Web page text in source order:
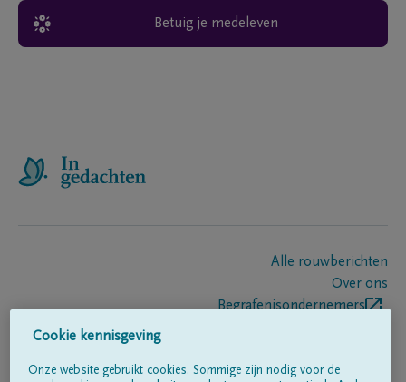
Betuig je medeleven
Alle rouwberichten
Over ons
Begrafenisondernemers
Cookie kennisgeving
Onze website gebruikt cookies. Sommige zijn nodig voor de